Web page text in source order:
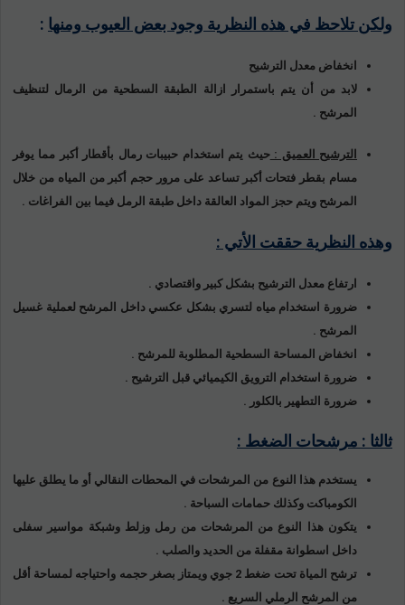
ولكن تلاحظ في هذه النظرية وجود بعض العيوب ومنها :
انخفاض معدل الترشيح
لابد من أن يتم باستمرار ازالة الطبقة السطحية من الرمال لتنظيف
المرشح .
الترشيح العميق :حيث يتم استخدام حبيبات رمال بأقطار أكبر مما يوفر
مسام بقطر فتحات أكبر تساعد على مرور حجم أكبر من المياه من خلال
المرشح ويتم حجز المواد العالقة داخل طبقة الرمل فيما بين الفراغات .
وهذه النظرية حققت الأتي :
ارتفاع معدل الترشيح بشكل كبير واقتصادي .
ضرورة استخدام مياه لتسري بشكل عكسي داخل المرشح لعملية غسيل
المرشح .
انخفاض المساحة السطحية المطلوبة للمرشح .
ضرورة استخدام الترويق الكيميائي قبل الترشيح .
ضرورة التطهير بالكلور .
ثالثا : مرشحات الضغط :
يستخدم هذا النوع من المرشحات في المحطات النقالي أو ما يطلق عليها
الكومباكت وكذلك حمامات السباحة .
يتكون هذا النوع من المرشحات من رمل وزلط وشبكة مواسير سفلى
داخل اسطوانة مقفلة من الحديد والصلب .
ترشح المياة تحت ضغط 2 جوي ويمتاز بصغر حجمه واحتياجه لمساحة أقل
من المرشح الرملي السريع .